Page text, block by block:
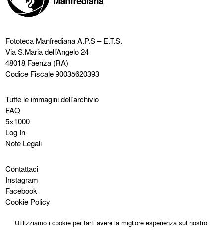
Fototeca ManfredianaA.P.S – E.T.S.
Via S.Maria dell’Angelo 24
48018 Faenza (RA)
Codice Fiscale 90035620393
Tutte le immagini dell’archivio
FAQ
5×1000
Log In
Note Legali
Contattaci
Instagram
Facebook
Cookie Policy
Utilizziamo i cookie per farti avere la migliore esperienza sul nostro